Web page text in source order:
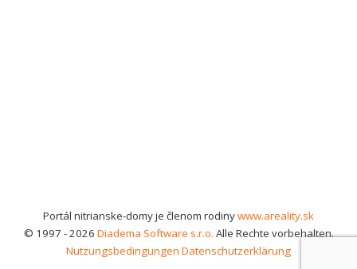
Portál nitrianske-domy je členom rodinywww.areality.sk
© 1997 - 2026 Diadema Software s.r.o. Alle Rechte vorbehalten.
Nutzungsbedingungen Datenschutzerklärung